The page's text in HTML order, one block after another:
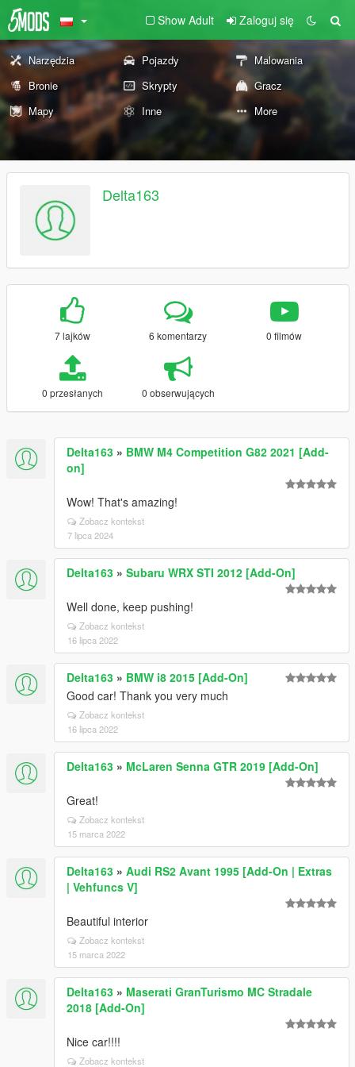
Show Adult Zaloguj się
Narzędzia Pojazdy
Malowania
Bronie
Skrypty
Gracz
Mapy
Inne More
Delta163
7 lajków 6 komentarzy 0 filmów
0 przesłanych 0 obserwujących
Delta163 » BMW M4 Competition G82 2021 [Add-
on]
Wow! That's amazing!
Zobacz kontekst
7 lipca 2024
Delta163 » Subaru WRX STI 2012 [Add-On]
Well done, keep pushing!
Zobacz kontekst
16 lipca 2022
Delta163 » BMW i8 2015 [Add-On]
Good car! Thank you very much
Zobacz kontekst
16 lipca 2022
Delta163 » McLaren Senna GTR 2019 [Add-On]
Great!
Zobacz kontekst
15 marca 2022
Delta163 » Audi RS2 Avant 1995 [Add-On | Extras
| Vehfuncs V]
Beautiful interior
Zobacz kontekst
15 marca 2022
Delta163 » Maserati GranTurismo MC Stradale
2018 [Add-On]
Nice car!!!!
Zobacz kontekst